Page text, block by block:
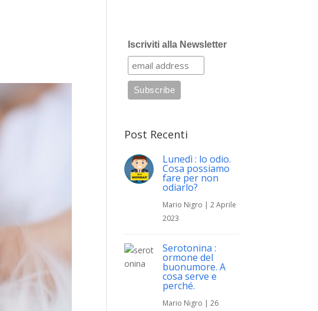
Iscriviti alla Newsletter
Post Recenti
Lunedì : lo odio.
Cosa possiamo
fare per non
odiarlo?
Mario Nigro |2 Aprile
2023
Serotonina :
ormone del
buonumore. A
cosa serve e
perché.
Mario Nigro |26